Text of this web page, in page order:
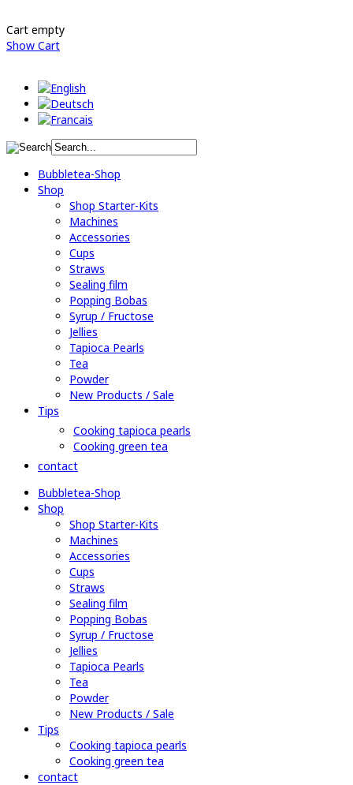
Cart empty
Show Cart
Bubbletea-Shop
Shop
Shop Starter-Kits
Machines
Accessories
Cups
Straws
Sealing film
Popping Bobas
Syrup / Fructose
Jellies
Tapioca Pearls
Tea
Powder
New Products / Sale
Tips
Cooking tapioca pearls
Cooking green tea
contact
Bubbletea-Shop
Shop
Shop Starter-Kits
Machines
Accessories
Cups
Straws
Sealing film
Popping Bobas
Syrup / Fructose
Jellies
Tapioca Pearls
Tea
Powder
New Products / Sale
Tips
Cooking tapioca pearls
Cooking green tea
contact